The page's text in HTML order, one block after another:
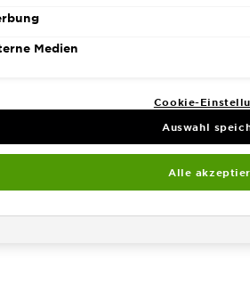
Suchregion
Medien
Cookie-
Auswahl
Alle